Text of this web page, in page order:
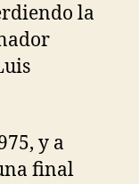
la
y a
final